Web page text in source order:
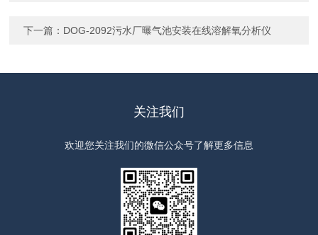
下一篇： DOG-2092污水厂曝气池安装在线溶解氧分析仪
关注我们
欢迎您关注我们的微信公众号了解更多信息